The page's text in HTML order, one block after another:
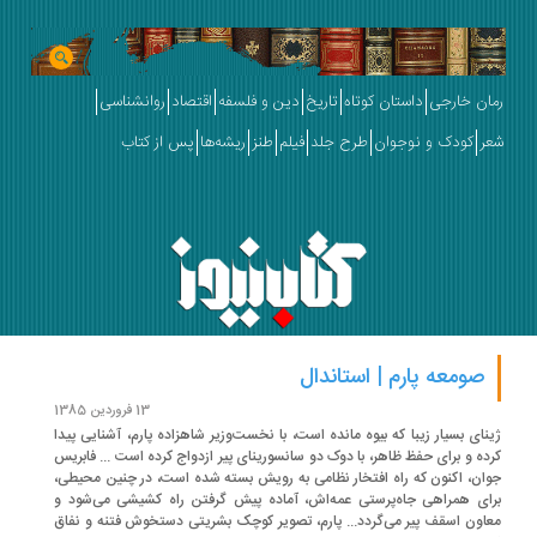
خارجی داستان کوتاه تاریخ دین و فلسفه اقتصاد روانشناسی
کودک و نوجوان طرح جلد فیلم طنز ریشه‌ها پس از کتاب
صومعه پارم | استاندال
بسیار زیبا که بیوه مانده است، با نخست‌وزیر شاهزاده پارم، آشنایی پیدا
و برای حفظ ظاهر، با دوک دو سانسورینای پیر ازدواج کرده است ... فابریس
اکنون که راه افتخار نظامی به رویش بسته شده است، در چنین محیطی،
همراهی جاه‌پرستی عمه‌اش، آماده پیش گرفتن راه کشیشی می‌شود و
اسقف پیر می‌گردد... پارم، تصویر کوچک بشریتی دستخوش فتنه و نفاق